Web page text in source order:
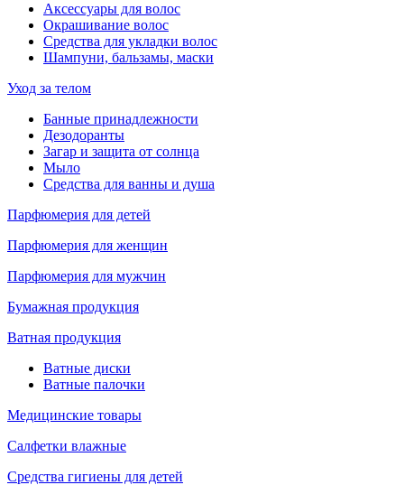
Аксессуары для волос
Окрашивание волос
Средства для укладки волос
Шампуни, бальзамы, маски
Уход за телом
Банные принадлежности
Дезодоранты
Загар и защита от солнца
Мыло
Средства для ванны и душа
Парфюмерия для детей
Парфюмерия для женщин
Парфюмерия для мужчин
Бумажная продукция
Ватная продукция
Ватные диски
Ватные палочки
Медицинские товары
Салфетки влажные
Средства гигиены для детей